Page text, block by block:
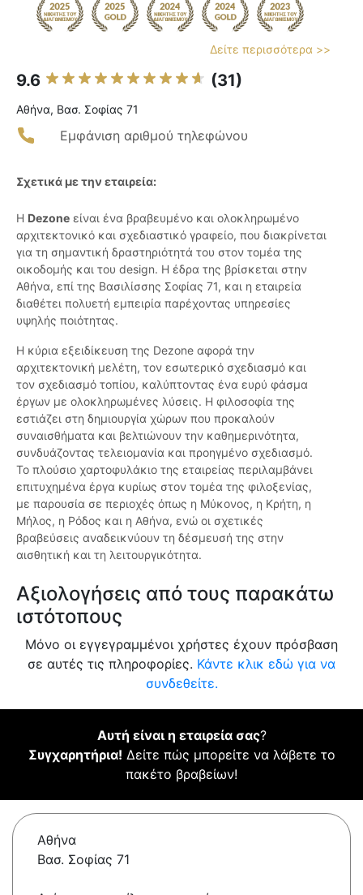
Δείτε περισσότερα >>
9.6 (31)
Αθήνα, Βασ. Σοφίας 71
Εμφάνιση αριθμού τηλεφώνου
Σχετικά με την εταιρεία:
Η Dezone είναι ένα βραβευμένο και ολοκληρωμένο
αρχιτεκτονικό και σχεδιαστικό γραφείο, που διακρίνεται
για τη σημαντική δραστηριότητά του στον τομέα της
οικοδομής και του design. Η έδρα της βρίσκεται στην
Αθήνα, επί της Βασιλίσσης Σοφίας 71, και η εταιρεία
διαθέτει πολυετή εμπειρία παρέχοντας υπηρεσίες
υψηλής ποιότητας.
Η κύρια εξειδίκευση της Dezone αφορά την
αρχιτεκτονική μελέτη, τον εσωτερικό σχεδιασμό και
τον σχεδιασμό τοπίου, καλύπτοντας ένα ευρύ φάσμα
έργων με ολοκληρωμένες λύσεις. Η φιλοσοφία της
εστιάζει στη δημιουργία χώρων που προκαλούν
συναισθήματα και βελτιώνουν την καθημερινότητα,
συνδυάζοντας τελειομανία και προηγμένο σχεδιασμό.
Το πλούσιο χαρτοφυλάκιο της εταιρείας περιλαμβάνει
επιτυχημένα έργα κυρίως στον τομέα της φιλοξενίας,
με παρουσία σε περιοχές όπως η Μύκονος, η Κρήτη, η
Μήλος, η Ρόδος και η Αθήνα, ενώ οι σχετικές
βραβεύσεις αναδεικνύουν τη δέσμευσή της στην
αισθητική και τη λειτουργικότητα.
Αξιολογήσεις από τους παρακάτω
ιστότοπους
Μόνο οι εγγεγραμμένοι χρήστες έχουν πρόσβαση
σε αυτές τις πληροφορίες. Κάντε κλικ εδώ για να
συνδεθείτε.
Αυτή είναι η εταιρεία σας?
Συγχαρητήρια! Δείτε πώς μπορείτε να λάβετε το
πακέτο βραβείων!
Αθήνα
Βασ. Σοφίας 71